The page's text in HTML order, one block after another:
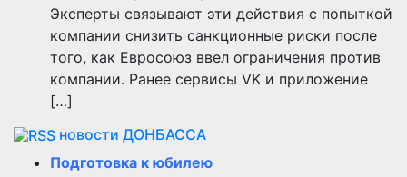
Эксперты связывают эти действия с попыткой
компании снизить санкционные риски после
того, как Евросоюз ввел ограничения против
компании. Ранее сервисы VK и приложение
[…]
новости ДОНБАССА
Подготовка к юбилею